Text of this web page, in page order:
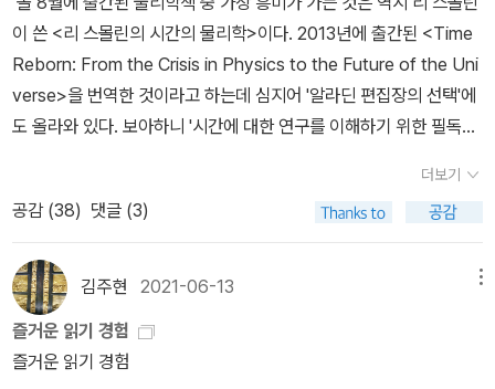
기 집 잔디를 깎지 않는 이유'에 착안하여 우리나라 교과서가 쉽게 바
꾸어 설명한 것이라고 한다. ’비교 우위’ 이론 예시는 이처럼 무척 다
양한데, 이 이론을 처음 제시한 사람은 정치경제학자 데이비드 리카
도다. 리카도 설명이 까다롭긴 하지만, 우리나라 교과서와 크게 다르
진 않다. ‘영국은 직물 1마를 짜는데 100명이 필요하며, 포도주 1병을
양조하는데 120명이 필요하다. 반면 포르투갈은 직물 1마를 짜는데
90명이 필요하며, 포도주 1병을 양조하는데 80명이 필요하다. 이러
기에 직물과 포도주 모두를 자급자족하면 되지, 굳이 영국과 무역할
필요가 없어 보인다. 하지만 ’기회비용‘을 따져보면 이야기가 달라진
다고 한다. 영국은 포도주를 양조하는 인력 120명을 전환하여 비교우
위가 있는 직물 짜기에 120/100=6/5 단위만큼 더 투입할 수 있다.
이 쓴 <리 스몰린의 시간의 물리학>이다. 2013년에 출간된 <Time
Reborn: From the Crisis in Physics to the Future of the Uni
verse>을 번역한 것이라고 하는데 심지어 '알라딘 편집장의 선택'에
도 올라와 있다. 보아하니 '시간에 대한 연구를 이해하기 위한 필독
간'을 파악하는데 더없이 유용하다는 것은 부정할 수 없을 듯 하다.'<
Time Reborn(시간의 재탄생)>이라는 원제를 가진 이 책은 최신 물
리학에서 이루어지고 있는 시간에 대한 연구를 이해하기 위한 필독서
로 여겨져 왔으며, 현대 물리학에서 시간에 관한 논의를 가장 입체적
으로 다루고 있는 책으로 평가받고 있다. '추하고 불편하고 시간에 얽
매인 듯 보이는 인간 세계를 순수하고 비시간적인 진리의 세계로 바
꾸고자 열망'하며 물리학자가 된 저자가 20년의 연구 끝에 믿어왔던
더보기
공감 (38) 댓글 (3)
김주현 2021-06-13
즐거운 읽기 경험
즐거운 읽기 경험